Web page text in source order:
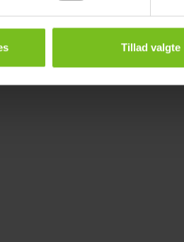
Tillad valgte